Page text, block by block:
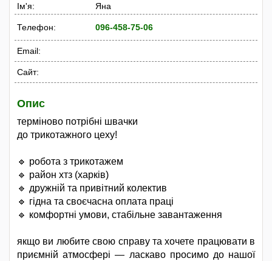
Ім'я:
Яна
Телефон: 096-458-75-06
Email:
Сайт:
Опис
терміново потрібні швачки
до трикотажного цеху!
🔹 робота з трикотажем
🔹 район хтз (харків)
🔹 дружній та привітний колектив
🔹 гідна та своєчасна оплата праці
🔹 комфортні умови, стабільне завантаження
якщо ви любите свою справу та хочете працювати в
приємній атмосфері — ласкаво просимо до нашої